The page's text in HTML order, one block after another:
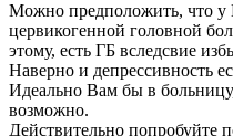
Можно предположить, что у
цервикогенной головной
этому, есть ГБ вследсвие
Наверно и депрессивность
Идеально Вам бы в
возможно.
Действительно попробуйте